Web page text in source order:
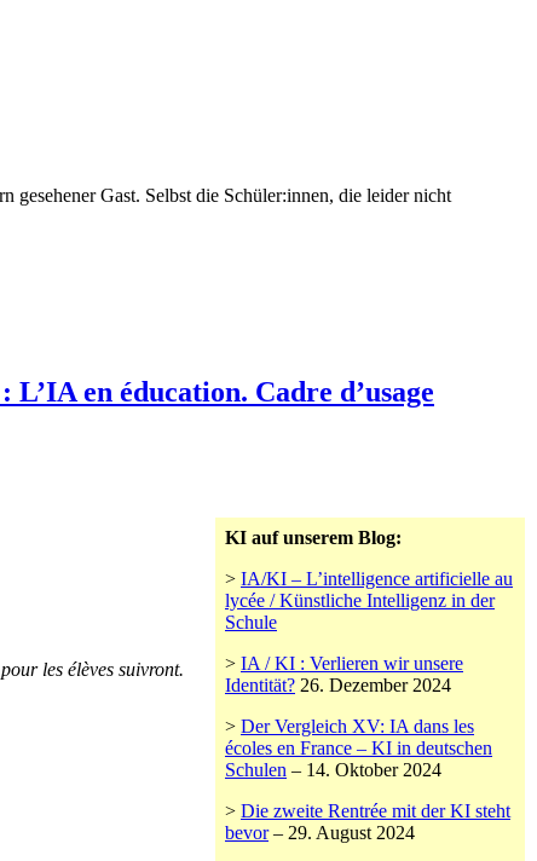
gesehener Gast. Selbst die Schüler:innen, die leider nicht
en éducation. Cadre d’usage
KI auf unserem Blog:
> IA/KI – L’intelligence artificielle au
lycée / Künstliche Intelligenz in der
Schule
> IA / KI : Verlieren wir unsere
Identität? 26. Dezember 2024
> Der Vergleich XV: IA dans les
écoles en France – KI in deutschen
Schulen – 14. Oktober 2024
> Die zweite Rentrée mit der KI steht
bevor– 29. August 2024
les élèves suivront.